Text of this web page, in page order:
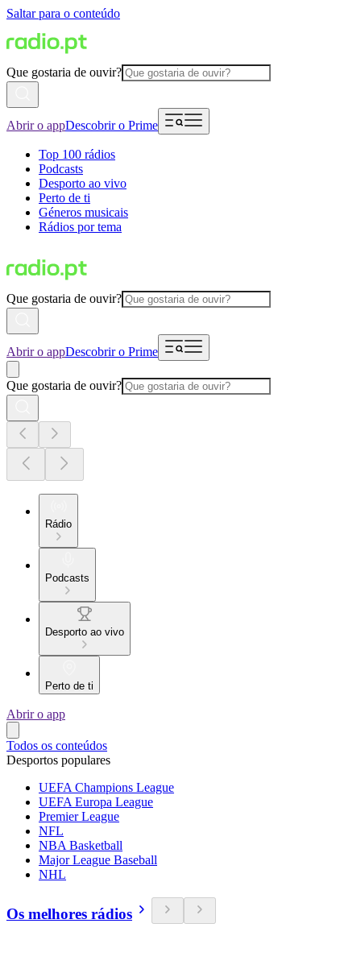
Saltar para o conteúdo
Que gostaria de ouvir?
Abrir o appDescobrir o Prime
Top 100 rádios
Podcasts
Desporto ao vivo
Perto de ti
Géneros musicais
Rádios por tema
Que gostaria de ouvir?
Abrir o appDescobrir o Prime
Que gostaria de ouvir?
Rádio
Podcasts
Desporto ao vivo
Perto de ti
Abrir o app
Todos os conteúdos
Desportos populares
UEFA Champions League
UEFA Europa League
Premier League
NFL
NBA Basketball
Major League Baseball
NHL
Os melhores rádios